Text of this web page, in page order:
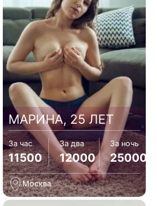
МАРИНА, 25 ЛЕТ
За час
11500
За два
12000
За ночь
25000
Москва